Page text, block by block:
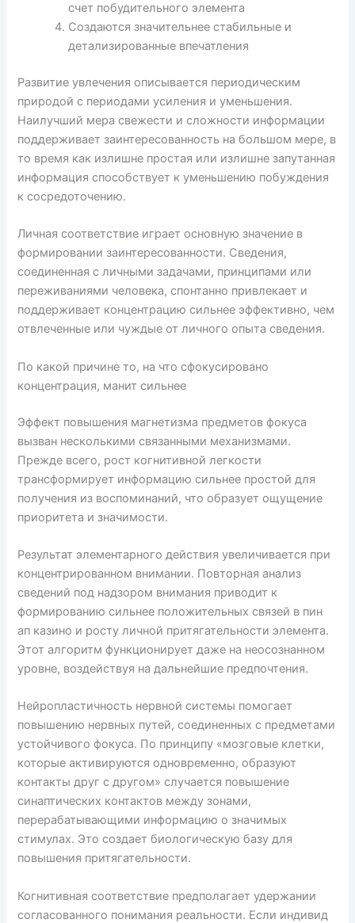
счет побудительного элемента
Создаются значительнее стабильные и
детализированные впечатления
Развитие увлечения описывается периодическим
природой с периодами усиления и уменьшения.
Наилучший мера свежести и сложности информации
поддерживает заинтересованность на большом мере, в
то время как излишне простая или излишне запутанная
информация способствует к уменьшению побуждения
к сосредоточению.
Личная соответствие играет основную значение в
формировании заинтересованности. Сведения,
соединенная с личными задачами, принципами или
переживаниями человека, спонтанно привлекает и
поддерживает концентрацию сильнее эффективно, чем
отвлеченные или чуждые от личного опыта сведения.
По какой причине то, на что сфокусировано
концентрация, манит сильнее
Эффект повышения магнетизма предметов фокуса
вызван несколькими связанными механизмами.
Прежде всего, рост когнитивной легкости
трансформирует информацию сильнее простой для
получения из воспоминаний, что образует ощущение
приоритета и значимости.
Результат элементарного действия увеличивается при
концентрированном внимании. Повторная анализ
сведений под надзором внимания приводит к
формированию сильнее положительных связей в пин
ап казино и росту личной притягательности элемента.
Этот алгоритм функционирует даже на неосознанном
уровне, воздействуя на дальнейшие предпочтения.
Нейропластичность нервной системы помогает
повышению нервных путей, соединенных с предметами
устойчивого фокуса. По принципу «мозговые клетки,
которые активируются одновременно, образуют
контакты друг с другом» случается повышение
синаптических контактов между зонами,
перерабатывающими информацию о значимых
стимулах. Это создает биологическую базу для
повышения притягательности.
Когнитивная соответствие предполагает удержании
согласованного понимания реальности. Если индивид